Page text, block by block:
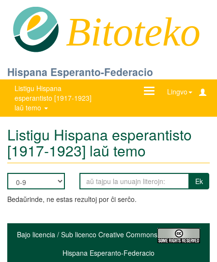
Bitoteko
Hispana Esperanto-Federacio
Listigu Hispana
esperantisto [1917-1923]
laŭ temo
Lingvo
Ŝanĝu
Listigu Hispana esperantisto
[1917-1923] laŭ temo
Ek
Bedaŭrinde, ne estas rezultoj por ĉi serĉo.
Bajo licencia / Sub licenco Creative Commons
Hispana Esperanto-Federacio